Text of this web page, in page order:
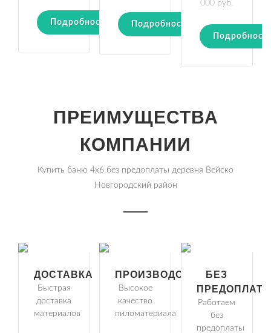
Подробности Подробности
000 руб.
ПРЕИМУЩЕСТВА
КОМПАНИИ
Купить баню 4х6 без предоплаты деревня Вейско
Новгородский район
ДОСТАВКА
Быстрая
доставка
материалов
ПРОИЗВОДСТВО
Высокое
качество
пиломатериала
БЕЗ
Работаем
без
предоплаты